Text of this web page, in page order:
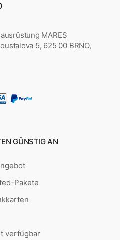
MARES
5, 625 00 BRNO,
GÜNSTIG AN
Pakete
verfügbar